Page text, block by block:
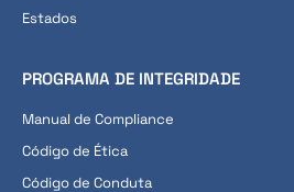
Estados
PROGRAMA DE INTEGRIDADE
Manual de Compliance
Código de Ética
Código de Conduta